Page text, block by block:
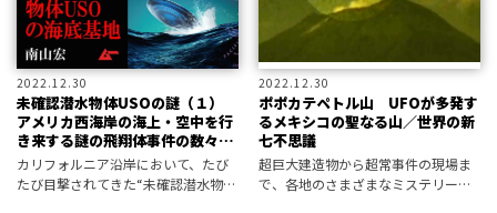
2022.12.30
未確認潜水物体USOの謎（１）
アメリカ西海岸の海上・空中を行
き来する謎の飛翔体事件の数々／
南山宏
カリフォルニア沿岸において、たび
たび目撃されてきた“未確認潜水物体
2022.12.30
ポポカテペトル山 UFOが多発す
るメキシコの聖なる山／世界の新
七不思議
超巨大建造物から超常事件の現場ま
で、各地のさまざまなミステリー